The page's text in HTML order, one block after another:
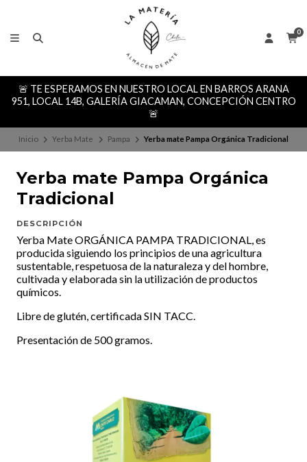
0
🚨 TE ESPERAMOS EN NUESTRO LOCAL EN BARROS ARANA
951, LOCAL 14B, GALERÍA GIACAMAN, CONCEPCIÓN CENTRO
🚨
Inicio Yerba Mate Pampa Yerba mate Pampa Orgánica Tradicional
Yerba mate Pampa Orgánica
Tradicional
DESCRIPCIÓN
Yerba Mate ORGÁNICA PAMPA TRADICIONAL, es
producida siguiendo los principios de una agricultura
sustentable, respetuosa de la naturaleza y del hombre,
cultivada y elaborada sin la utilización de productos
químicos.
Libre de glutén, certificada SIN TACC.
Presentación de 500 gramos.